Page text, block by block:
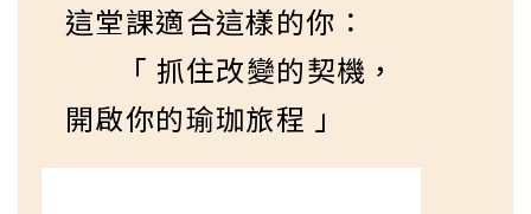
這堂課適合這樣的你：
「 抓住改變的契機，
開啟你的瑜珈旅程 」